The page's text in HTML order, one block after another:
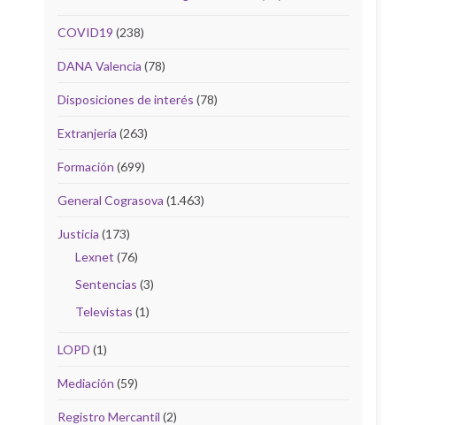
COVID19 (238)
DANA Valencia (78)
Disposiciones de interés (78)
Extranjería (263)
Formación (699)
General Cograsova (1.463)
Justicia (173)
Lexnet (76)
Sentencias (3)
Televistas (1)
LOPD (1)
Mediación (59)
Registro Mercantil (2)